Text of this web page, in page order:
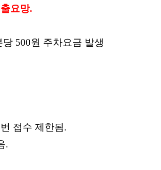
요망.
당 500원 주차요금 발생
접수 제한됨.
.